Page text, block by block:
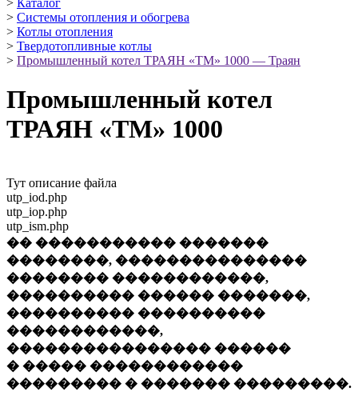
> Каталог
> Системы отопления и обогрева
> Котлы отопления
> Твердотопливные котлы
> Промышленный котел ТРАЯН «ТМ» 1000 — Траян
Промышленный котел
ТРАЯН «ТМ» 1000
Тут описание файла
utp_iod.php
utp_iop.php
utp_ism.php
�� ����������� �������
��������, ���������������
�������� ������������,
���������� ������ �������,
���������� ����������
������������,
���������������� ������
� ����� ������������
��������� � ������� ���������.